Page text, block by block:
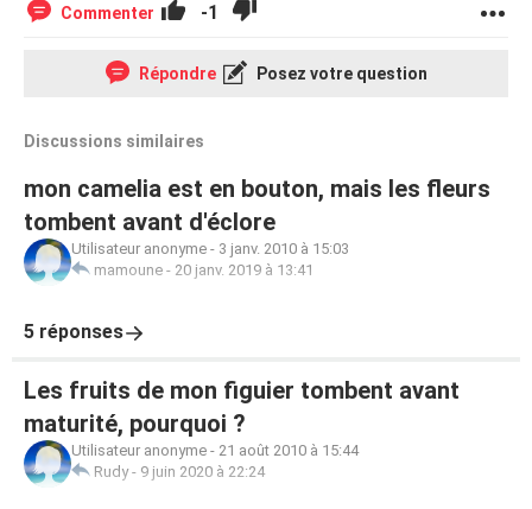
Commenter -1
Répondre Posez votre question
Discussions similaires
mon camelia est en bouton, mais les fleurs
tombent avant d'éclore
Utilisateur anonyme - 3 janv. 2010 à 15:03
mamoune - 20 janv. 2019 à 13:41
5 réponses
Les fruits de mon figuier tombent avant
maturité, pourquoi ?
Utilisateur anonyme - 21 août 2010 à 15:44
Rudy- 9 juin 2020 à 22:24